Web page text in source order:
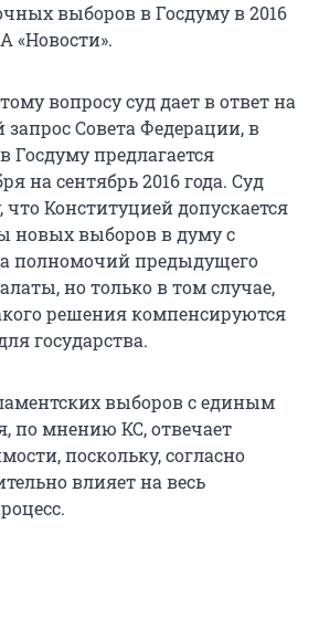
выборов в Госдуму в 2016
«Новости».
вопросу суд дает в ответ на
Совета Федерации, в
предлагается
на сентябрь 2016 года. Суд
Конституцией допускается
новых выборов в думу с
полномочий предыдущего
но только в том случае,
решения компенсируются
государства.
выборов с единым
по мнению КС, отвечает
поскольку, согласно
влияет на весь